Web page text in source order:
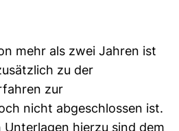
mehr als zwei Jahren ist
zu der
zur
nicht abgeschlossen ist.
hierzu sind dem